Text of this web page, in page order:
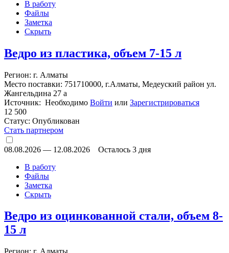
В работу
Файлы
Заметка
Скрыть
Ведро из пластика, объем 7-15 л
Регион: г. Алматы
Место поставки: 751710000, г.Алматы, Медеуский район ул.
Жангельдина 27 а
Источник: Необходимо Войти или Зарегистрироваться
12 500
Статус: Опубликован
Стать партнером
08.08.2026 — 12.08.2026
Осталось 3 дня
В работу
Файлы
Заметка
Скрыть
Ведро из оцинкованной стали, объем 8-
15 л